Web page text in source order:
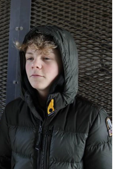
deler videoklipp. Her
fra livet sitt og viser
og vennskap.
Lie ska...